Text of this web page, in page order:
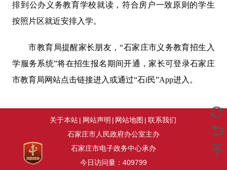
排到公办义务教育学校就读，符合房户一致原则的学生
按照片区就近安排入学。
市教育局提醒家长朋友，“石家庄市义务教育招生入
学服务系统”将在招生报名期间开通，家长可登录石家庄
市教育局网站点击链接进入或通过“石i民”App进入。
关于本站| 网站声明 | 网站地图 | 联系我们
石家庄市人民政府办公室主办
石家庄市电子政务中心承办
今日访问量： 409799